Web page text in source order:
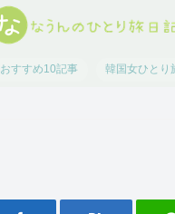
おすすめ10記事 韓国女ひと